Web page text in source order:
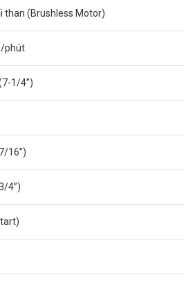
than (Brushless Motor)
phút
1/4”)
16”)
4”)